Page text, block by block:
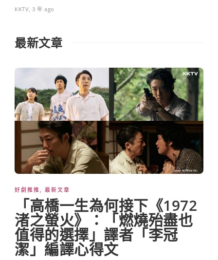
KKTV, 3 年 ago
最新文章
好劇推推, 最新文章
「高橋一生為何接下《1972
渚之螢火》：「燃燒殆盡也
值得的選擇」譯者「李冠
潔」編譯心得文